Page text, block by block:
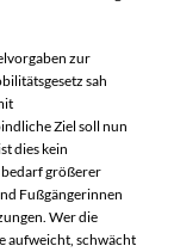
zur
sah
Ziel soll nun
dies kein
größerer
Fußgängerinnen
Wer die
aufweicht, schwächt